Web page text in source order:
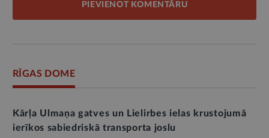
PIEVIENOT KOMENTĀRU
RĪGAS DOME
Kārļa Ulmaņa gatves un Lielirbes ielas krustojumā
ierīkos sabiedriskā transporta joslu